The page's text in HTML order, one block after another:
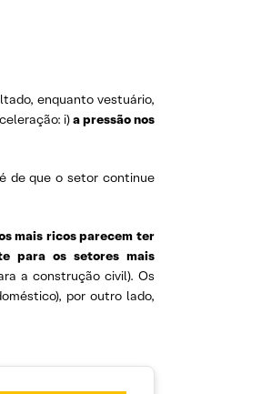
enquanto vestuário,
i)a pressão nos
de que o setor continue
mais ricos parecem ter
para os setores mais
a construção civil). Os
por outro lado,